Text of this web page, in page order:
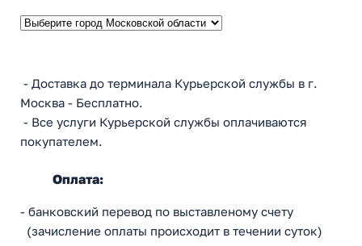
- Доставка до терминала Курьерской службы в г.
Москва - Бесплатно.
- Все услуги Курьерской службы оплачиваются
покупателем.
Оплата:
- банковский перевод по выставленому счету
(зачисление оплаты происходит в течении суток)